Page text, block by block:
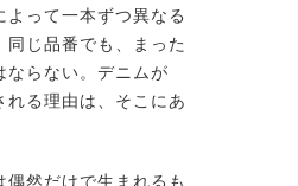
よって一本ずつ異なる
同じ品番でも、まった
ならない。デニムが
れる理由は、そこにあ
偶然だけで生まれるも